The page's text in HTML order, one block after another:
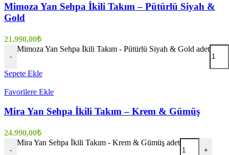
Mimoza Yan Sehpa İkili Takım – Pütürlü Siyah &
Gold
21.990,00₺
-
Mimoza Yan Sehpa İkili Takım - Pütürlü Siyah & Gold adet
Sepete Ekle
Favorilere Ekle
Mira Yan Sehpa İkili Takım – Krem & Gümüş
24.990,00₺
-
Mira Yan Sehpa İkili Takım - Krem & Gümüş adet
+